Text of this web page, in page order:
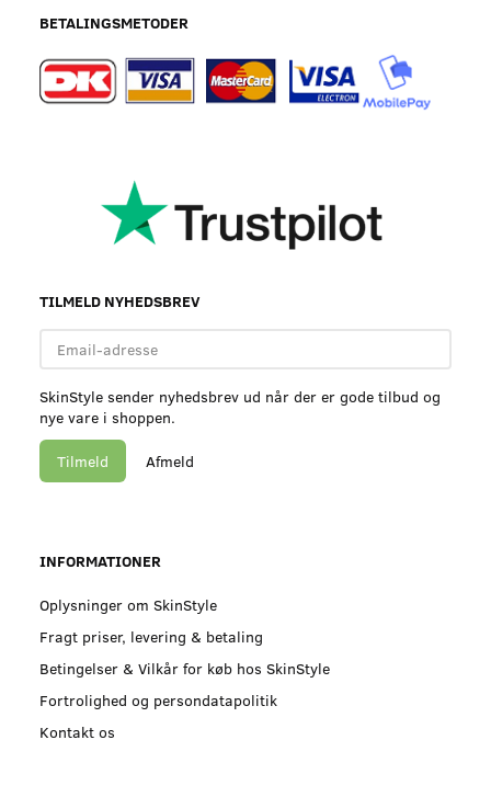
BETALINGSMETODER
TILMELD NYHEDSBREV
adresse
SkinStyle sender nyhedsbrev ud når der er gode tilbud og
nye vare i shoppen.
Tilmeld Afmeld
INFORMATIONER
Oplysninger om SkinStyle
Fragt priser, levering & betaling
Betingelser & Vilkår for køb hos SkinStyle
Fortrolighed og persondatapolitik
Kontakt os